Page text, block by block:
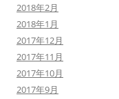
2018年2月
2018年1月
2017年12月
2017年11月
2017年10月
2017年9月